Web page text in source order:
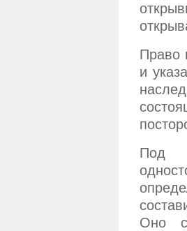
Право
и
Под
Оно